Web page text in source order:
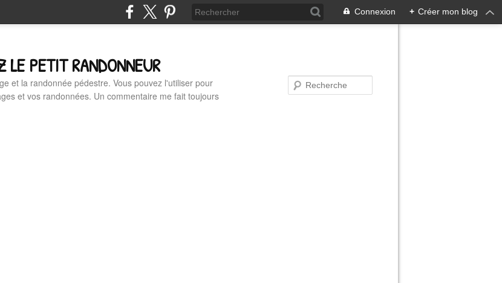
Connexion + Créer mon blog
LE PETIT RANDONNEUR
et la randonnée pédestre. Vous pouvez l'utiliser pour
et vos randonnées. Un commentaire me fait toujours